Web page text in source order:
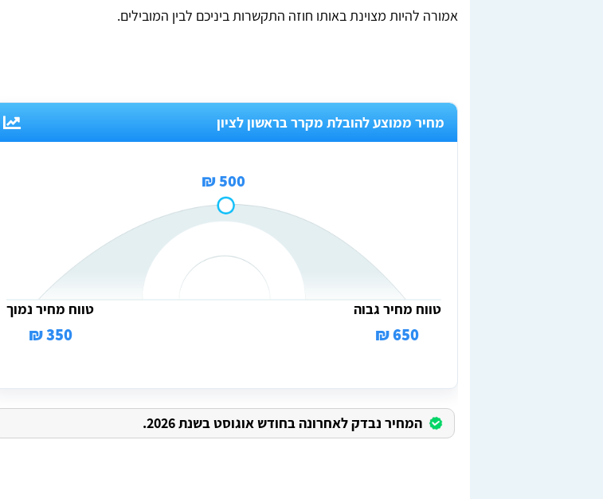
אמורה להיות מצוינת באותו חוזה התקשרות ביניכם לבין המובילים.
מחיר ממוצע להובלת מקרר בראשון לציון
500 ₪
טווח מחיר גבוה
650 ₪
טווח מחיר נמוך
350 ₪
המחיר נבדק לאחרונה בחודש אוגוסט בשנת 2026.
אתר מעולה להשוואת מחירי הובלות בכל הארץ תודה
מצאתי מובילים מציינים דרך האתר טופ הובלות,
ממליצה בחום לכל מי שזקוק להובלה.